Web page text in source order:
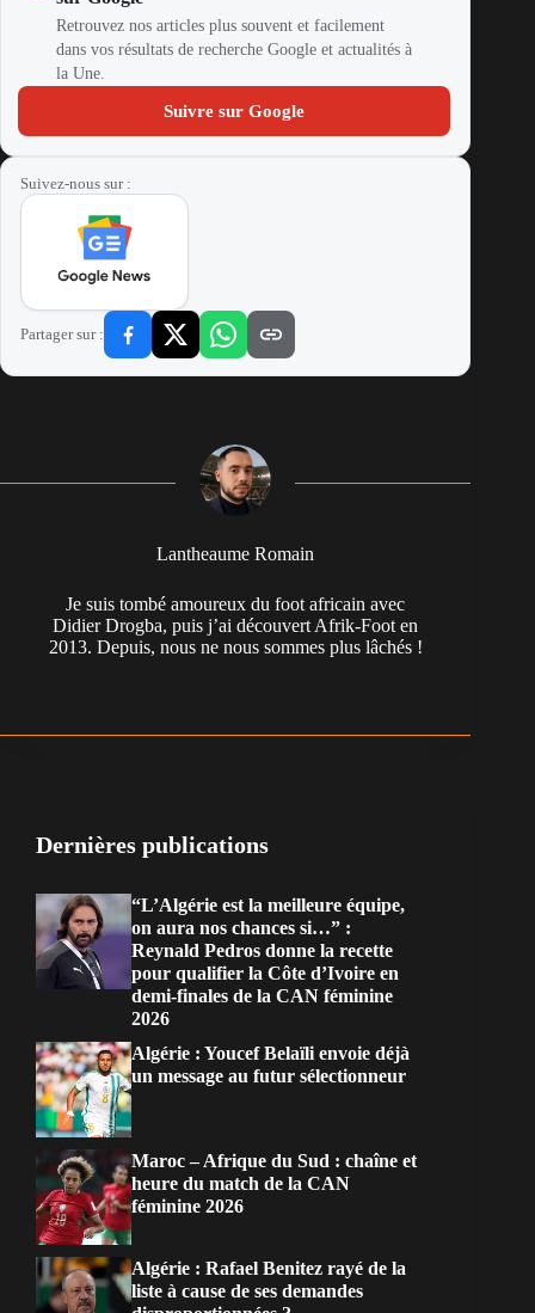
Retrouvez nos articles plus souvent et facilement
dans vos résultats de recherche Google et actualités à
la Une.
Suivre sur Google
Suivez-nous sur :
Partager sur :
Lantheaume Romain
Je suis tombé amoureux du foot africain avec
Didier Drogba, puis j’ai découvert Afrik-Foot en
2013. Depuis, nous ne nous sommes plus lâchés !
Dernières publications
“L’Algérie est la meilleure équipe,
on aura nos chances si…” :
Reynald Pedros donne la recette
pour qualifier la Côte d’Ivoire en
demi-finales de la CAN féminine
2026
Algérie : Youcef Belaïli envoie déjà
un message au futur sélectionneur
Maroc – Afrique du Sud : chaîne et
heure du match de la CAN
féminine 2026
Algérie : Rafael Benitez rayé de la
liste à cause de ses demandes